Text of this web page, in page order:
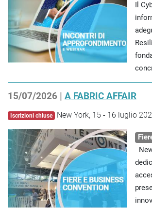
Il
15/07/2026 | A FABRIC AFFAIR
Iscrizioni chiuse New York, 15 - 16 luglio